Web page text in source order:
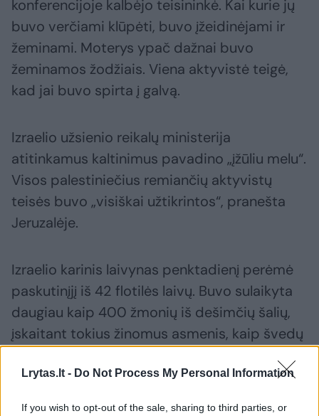
Lrytas.lt - Do Not Process My Personal Information
If you wish to opt-out of the sale, sharing to third parties, or
konferencijoje kalbėjo teisininkė. Kai kurie jų
buvo verčiami klūpėti, buvo įžeidinėjami ir
žeminami. Moterys ypač dažnai buvo
žeminamos žodžiais. Viena aktyvistė teigė,
kad jai buvo spirta į galvą.
Izraelio užsienio reikalų ministerija
atitinkamus kaltinimus pavadino „įžūliu melu“.
Visos palestiniečius remiančių aktyvistų
teisės buvo „visiškai užtikrintos“, pranešta
Jeruzalėje.
Izraelio karinis laivynas penktadienį perėmė
paskutinįjį iš 42 flotilės laivų. Buvo sulaikyta
daugiau kaip 400 žmonių iš dešimčių šalių,
įskaitant tokius žinomus asmenis, kaip švedų
Barselonos merė Ada Colau.